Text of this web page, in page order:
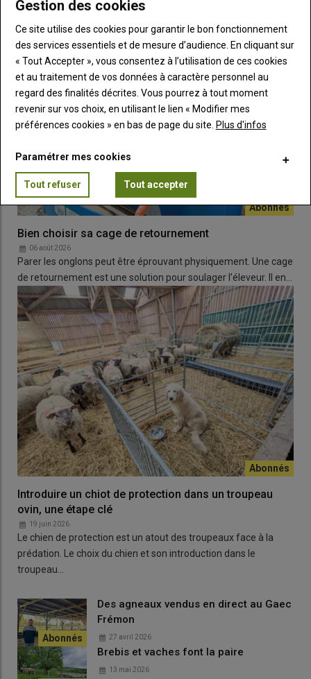
très chronophage. Il faut compter une heure à une heure et
l’étiqueter. Temps auquel il faut ajouter les trajets à l’abattoir,
pour emmener les animaux et récupérer les carcasses : pour
nous, deux heures aller-retour. Nous ne sommes pas trop de
trois associés, dont deux formés à la découpe.
La viande est vendue en moyenne 13 euro du kilo, notre
philosophie est qu’elle reste abordable pour tous et nous n’avons
Bien choisir sa cage de retournement
06 août 2026
Parer les onglons peut être éprouvant physiquement. Une cage
de retournement est une solution pour soulager l’éleveur. Il en…
Introduire un chiot de protection dans un troupeau
ovin, une étape clé
19 juin 2026
Le chien de protection est un atout des troupeaux face à la
prédation. Le choix du chien et son introduction dans le
troupeau…
Des agneaux vendus en direct au Gaec
Frémon
27 avril 2026
Brebis et vaches font la paire
13 mai 2026
Gestion des cookies
Ce site utilise des cookies pour garantir le bon fonctionnement
des services essentiels et de mesure d’audience. En cliquant sur
« Tout Accepter », vous consentez à l’utilisation de ces cookies
et au traitement de vos données à caractère personnel au
regard des finalités décrites. Vous pourrez à tout moment
revenir sur vos choix, en utilisant le lien « Modifier mes
préférences cookies » en bas de page du site. Plus d'infos
Paramétrer mes cookies
Tout refuser Tout accepter